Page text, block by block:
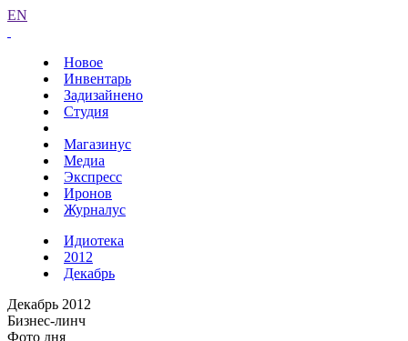
EN
Новое
Инвентарь
Задизайнено
Студия
Магазинус
Медиа
Экспресс
Иронов
Журналус
Идиотека
2012
Декабрь
Декабрь 2012
Бизнес-линч
Фото дня